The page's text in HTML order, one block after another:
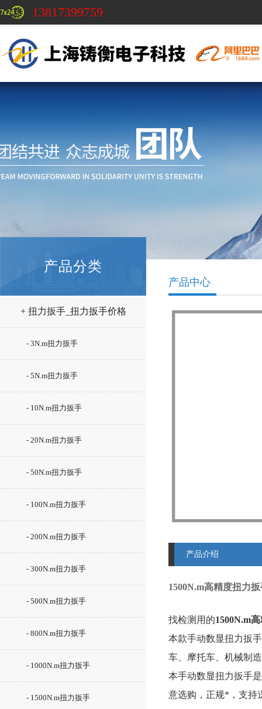
13817399759
产品分类
+ 扭力扳手_扭力扳手价格
- 3N.m扭力扳手
- 5N.m扭力扳手
- 10N.m扭力扳手
- 20N.m扭力扳手
- 50N.m扭力扳手
- 100N.m扭力扳手
- 200N.m扭力扳手
- 300N.m扭力扳手
- 500N.m扭力扳手
- 800N.m扭力扳手
- 1000N.m扭力扳手
- 1500N.m扭力扳手
产品中心
产品介绍
1500N.m高精度扭力
找检测用的1500N.m
本款手动数显扭力扳手
车、摩托车、机械制
本手动数显扭力扳手
意选购， 正规*，支持